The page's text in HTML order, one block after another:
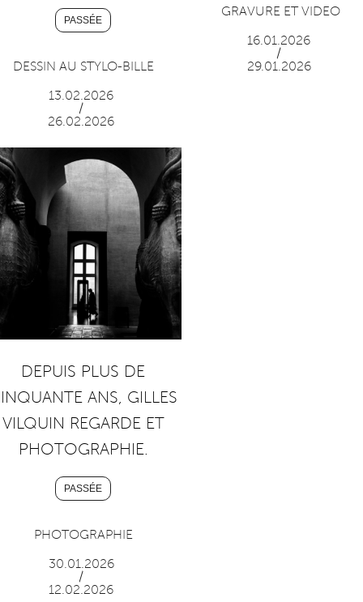
PASSÉE
DESSIN AU STYLO-BILLE
13.02.2026
/
26.02.2026
GRAVURE ET VIDEO
16.01.2026
/
29.01.2026
DEPUIS PLUS DE
ANS, GILLES
VILQUIN REGARDE ET
PHOTOGRAPHIE.
PASSÉE
PHOTOGRAPHIE
30.01.2026
/
12.02.2026